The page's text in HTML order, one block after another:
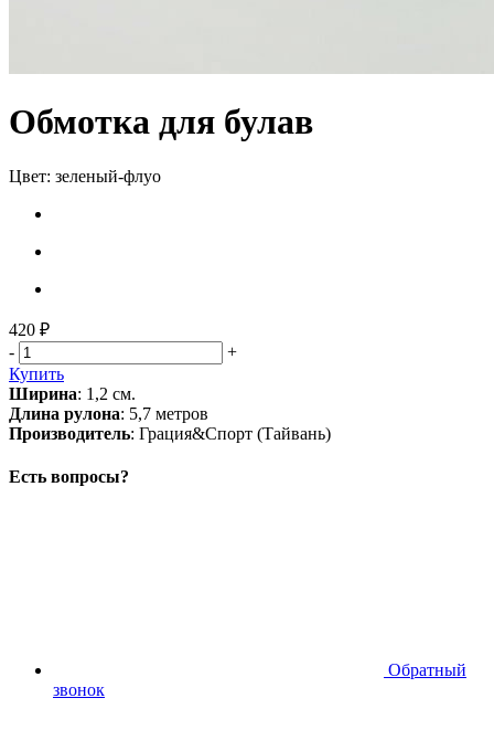
Обмотка для булав
Цвет: зеленый-флуо
420 ₽
-
+
Купить
Ширина: 1,2 см.
Длина рулона: 5,7 метров
Производитель: Грация&Спорт (Тайвань)
Есть вопросы?
Обратный
звонок